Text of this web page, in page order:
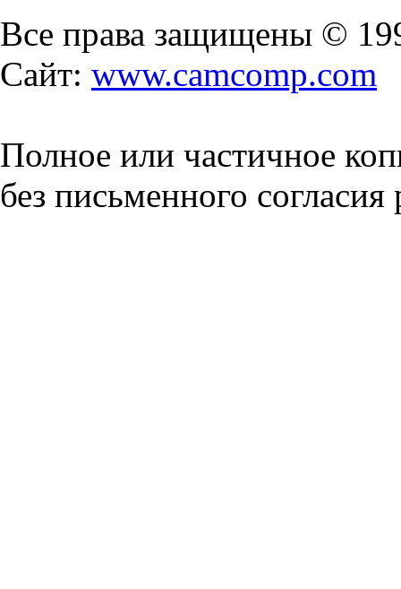
Все права защищены ©
Сайт: www.camcomp.com
Полное или частичное
без письменного